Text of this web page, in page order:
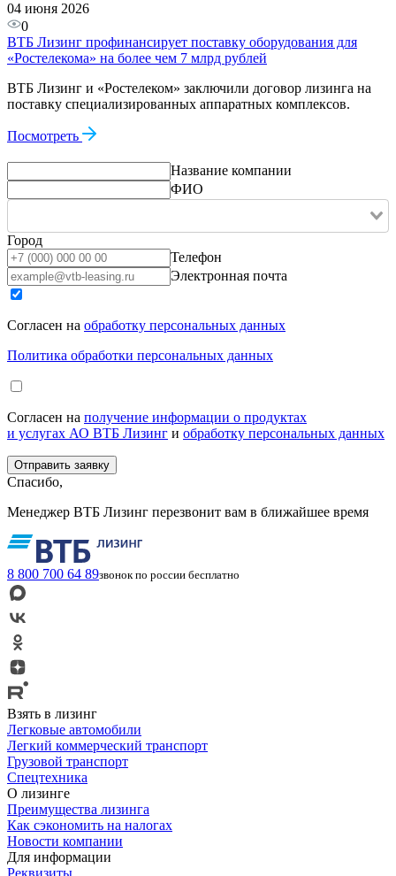
04 июня 2026
0
ВТБ Лизинг профинансирует поставку оборудования для
«Ростелекома» на более чем 7 млрд рублей
ВТБ Лизинг и «Ростелеком» заключили договор лизинга на
поставку специализированных аппаратных комплексов.
Посмотреть
Название компании
ФИО
Город
Телефон
Электронная почта
Согласен на обработку персональных данных
Политика обработки персональных данных
Согласен на получение информации о продуктах
и услугах АО ВТБ Лизинг и обработку персональных данных
Спасибо,
Менеджер ВТБ Лизинг перезвонит вам в ближайшее время
8 800 700 64 89звонок по россии бесплатно
Взять в лизинг
Легковые автомобили
Легкий коммерческий транспорт
Грузовой транспорт
Спецтехника
О лизинге
Преимущества лизинга
Как сэкономить на налогах
Новости компании
Для информации
Реквизиты